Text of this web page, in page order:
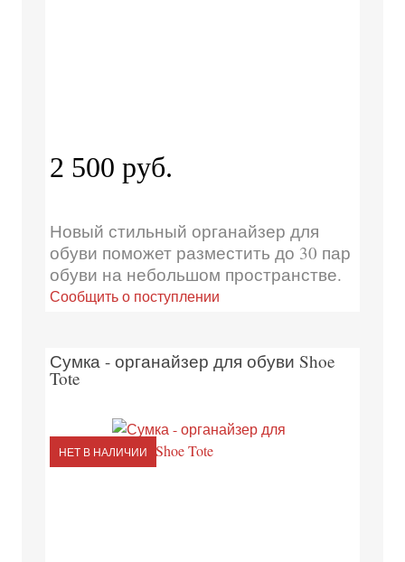
2 500 руб.
Новый стильный органайзер для
обуви поможет разместить до 30 пар
обуви на небольшом пространстве.
Сообщить о поступлении
Сумка - органайзер для обуви Shoe
Tote
НЕТ В НАЛИЧИИ